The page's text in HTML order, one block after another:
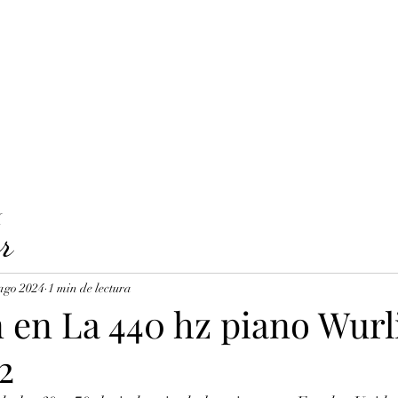
La 440 hz piano
2024 1 min de lectura